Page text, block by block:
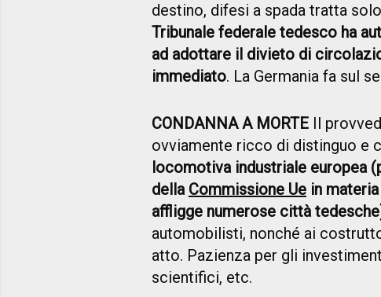
destino, difesi a spada tratta
Tribunale federale tedesco ha
ad adottare il divieto di
immediato. La Germania fa sul
CONDANNA A MORTE Il
ovviamente ricco di distinguo e
locomotiva industriale europea
della Commissione Ue in
affligge numerose città
automobilisti, nonché ai
atto. Pazienza per gli
scientifici, etc.